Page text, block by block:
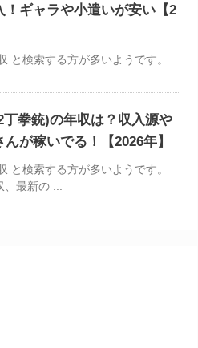
！ギャラや小遣いが安い【2
と検索する方が多いようです。
丁拳銃)の年収は？収入源や
が稼いでる！【2026年】
と検索する方が多いようです。
最新の ...